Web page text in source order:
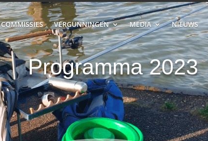
COMMISSIES VERGUNNINGEN MEDIA NIEUWS
Programma 2023